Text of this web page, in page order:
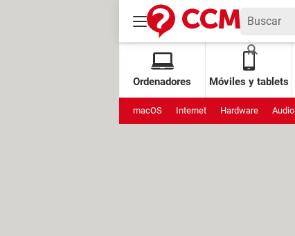
Ordenadores Móviles y tablets
macOS Internet Hardware Audio